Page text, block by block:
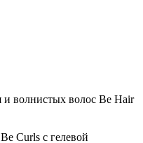
волнистых волос Be Hair
Curls с гелевой